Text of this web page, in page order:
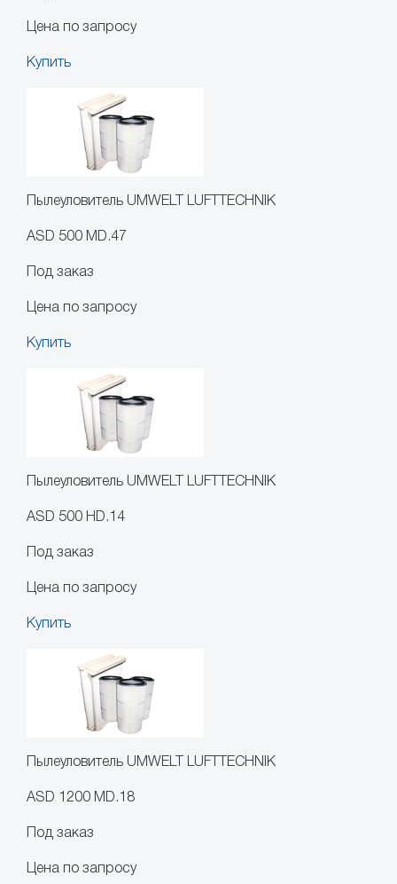
Цена по запросу
Купить
Пылеуловитель UMWELT LUFTTECHNIK
ASD 500 MD.47
Под заказ
Цена по запросу
Купить
Пылеуловитель UMWELT LUFTTECHNIK
ASD 500 HD.14
Под заказ
Цена по запросу
Купить
Пылеуловитель UMWELT LUFTTECHNIK
ASD 1200 MD.18
Под заказ
Цена по запросу